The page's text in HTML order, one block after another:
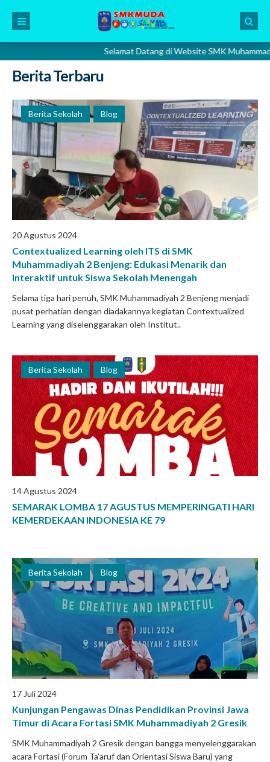
Selamat Datang di Website SMK
Berita Terbaru
Berita Sekolah Blog
20 Agustus 2024
Contextualized Learning oleh ITS di SMK
Muhammadiyah 2 Benjeng: Edukasi Menarik dan
Interaktif untuk Siswa Sekolah Menengah
Selama tiga hari penuh, SMK Muhammadiyah 2 Benjeng menjadi
pusat perhatian dengan diadakannya kegiatan Contextualized
Learning yang diselenggarakan oleh Institut..
Berita Sekolah Blog
14 Agustus 2024
SEMARAK LOMBA 17 AGUSTUS MEMPERINGATI HARI
KEMERDEKAAN INDONESIA KE 79
Berita Sekolah Blog
17 Juli 2024
Kunjungan Pengawas Dinas Pendidikan Provinsi Jawa
Timur di Acara Fortasi SMK Muhammadiyah 2 Gresik
SMK Muhammadiyah 2 Gresik dengan bangga menyelenggarakan
acara Fortasi (Forum Ta’aruf dan Orientasi Siswa Baru) yang